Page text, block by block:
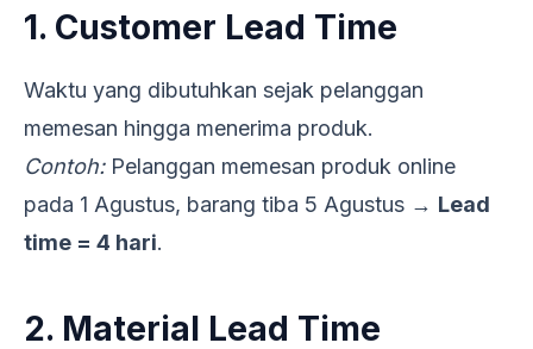
1. Customer Lead Time
Waktu yang dibutuhkan sejak pelanggan
memesan hingga menerima produk.
Contoh:Pelanggan memesan produk online
pada 1 Agustus, barang tiba 5 Agustus → Lead
time = 4 hari.
2. Material Lead Time